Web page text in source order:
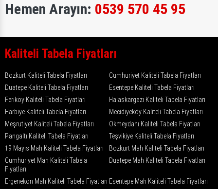
Hemen Arayın: 0539 570 45 95
Kaliteli Tabela Fiyatları
Bozkurt Kaliteli Tabela Fiyatları
Cumhuriyet Kaliteli Tabela Fiyatları
Duatepe Kaliteli Tabela Fiyatları
Esentepe Kaliteli Tabela Fiyatları
Feriköy Kaliteli Tabela Fiyatları
Halaskargazi Kaliteli Tabela Fiyatları
Harbiye Kaliteli Tabela Fiyatları
Mecidiyeköy Kaliteli Tabela Fiyatları
Meşrutiyet Kaliteli Tabela Fiyatları
Okmeydanı Kaliteli Tabela Fiyatları
Pangaltı Kaliteli Tabela Fiyatları
Teşvikiye Kaliteli Tabela Fiyatları
19 Mayıs Mah Kaliteli Tabela Fiyatları
Bozkurt Mah Kaliteli Tabela Fiyatları
Cumhuriyet Mah Kaliteli Tabela
Fiyatları
Duatepe Mah Kaliteli Tabela Fiyatları
Ergenekon Mah Kaliteli Tabela Fiyatları Esentepe Mah Kaliteli Tabela Fiyatları